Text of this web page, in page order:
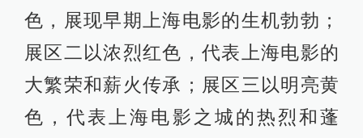
色，展现早期上海电影的生机勃勃；
展区二以浓烈红色，代表上海电影的
大繁荣和薪火传承；展区三以明亮黄
色，代表上海电影之城的热烈和蓬